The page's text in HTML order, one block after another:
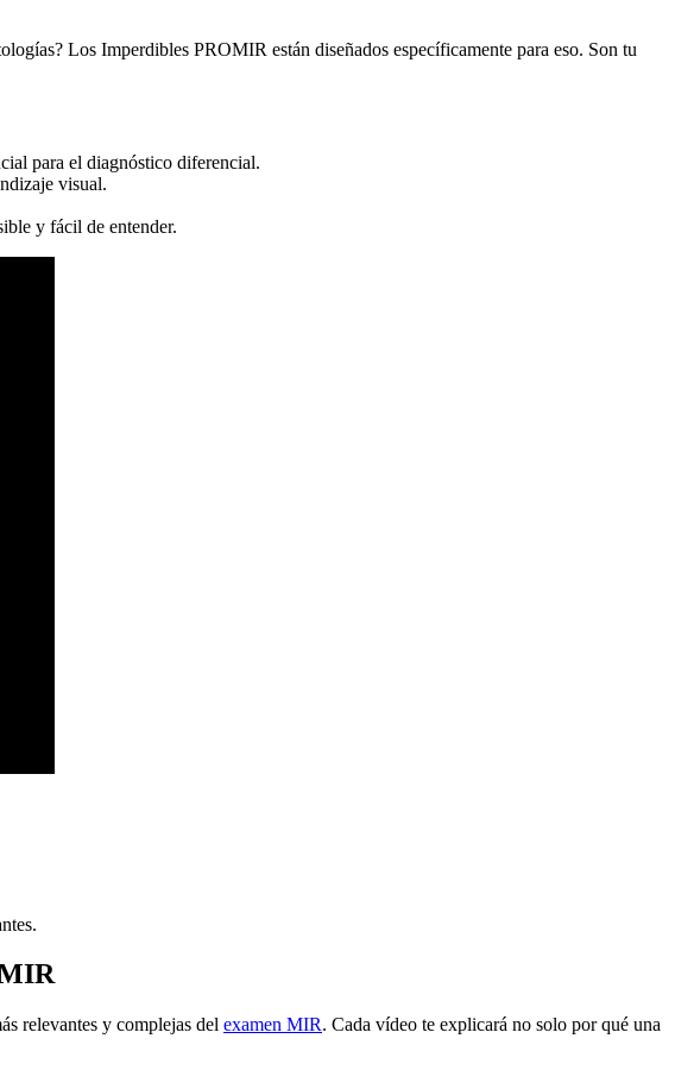
Los Imperdibles PROMIR están diseñados específicamente para eso. Son tu
para el diagnóstico diferencial.
visual.
y fácil de entender.
relevantes y complejas del examen MIR. Cada vídeo te explicará no solo por qué una